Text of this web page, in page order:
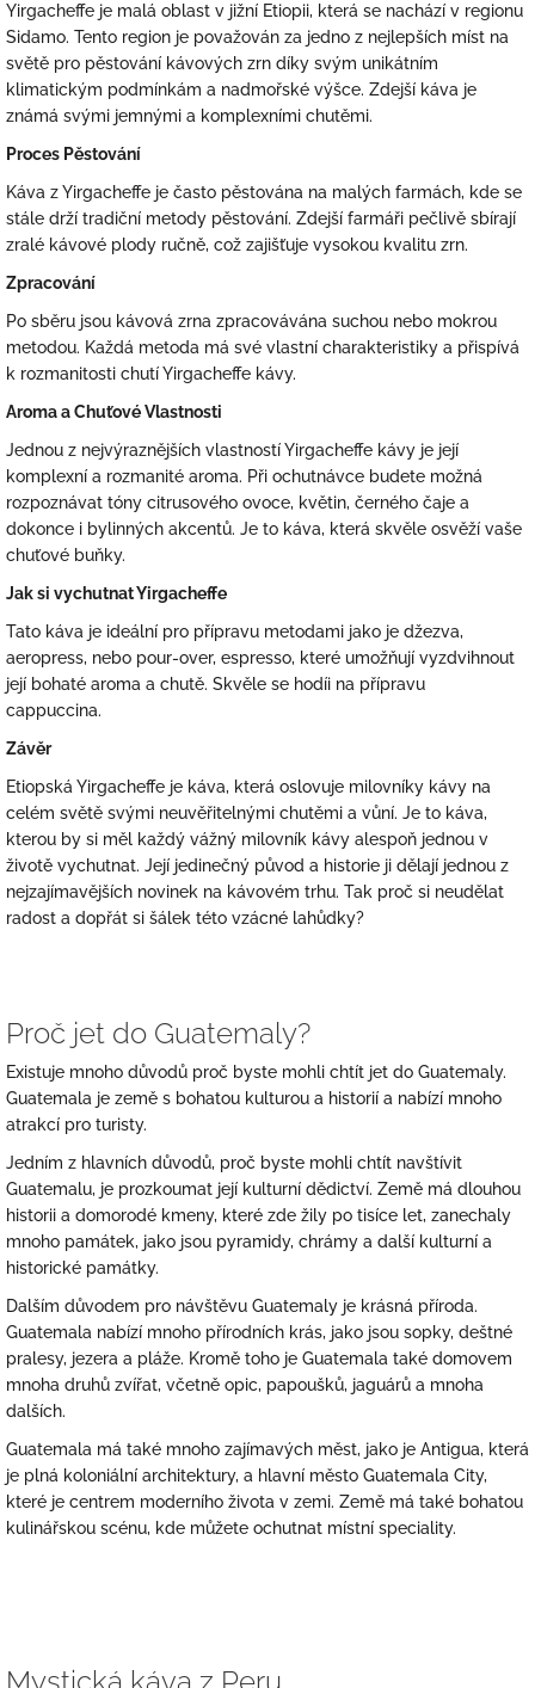
Yirgacheffe je malá oblast v jižní Etiopii, která se nachází v regionu
Sidamo. Tento region je považován za jedno z nejlepších míst na
světě pro pěstování kávových zrn díky svým unikátním
klimatickým podmínkám a nadmořské výšce. Zdejší káva je
známá svými jemnými a komplexními chutěmi.
Proces Pěstování
Káva z Yirgacheffe je často pěstována na malých farmách, kde se
stále drží tradiční metody pěstování. Zdejší farmáři pečlivě sbírají
zralé kávové plody ručně, což zajišťuje vysokou kvalitu zrn.
Zpracování
Po sběru jsou kávová zrna zpracovávána suchou nebo mokrou
metodou. Každá metoda má své vlastní charakteristiky a přispívá
k rozmanitosti chutí Yirgacheffe kávy.
Aroma a Chuťové Vlastnosti
Jednou z nejvýraznějších vlastností Yirgacheffe kávy je její
komplexní a rozmanité aroma. Při ochutnávce budete možná
rozpoznávat tóny citrusového ovoce, květin, černého čaje a
dokonce i bylinných akcentů. Je to káva, která skvěle osvěží vaše
chuťové buňky.
Jak si vychutnat Yirgacheffe
Tato káva je ideální pro přípravu metodami jako je džezva,
aeropress, nebo pour-over, espresso, které umožňují vyzdvihnout
její bohaté aroma a chutě. Skvěle se hodíi na přípravu
cappuccina.
Závěr
Etiopská Yirgacheffe je káva, která oslovuje milovníky kávy na
celém světě svými neuvěřitelnými chutěmi a vůní. Je to káva,
kterou by si měl každý vážný milovník kávy alespoň jednou v
životě vychutnat. Její jedinečný původ a historie ji dělají jednou z
nejzajímavějších novinek na kávovém trhu. Tak proč si neudělat
radost a dopřát si šálek této vzácné lahůdky?
Proč jet do Guatemaly?
Existuje mnoho důvodů proč byste mohli chtít jet do Guatemaly.
Guatemala je země s bohatou kulturou a historií a nabízí mnoho
atrakcí pro turisty.
Jedním z hlavních důvodů, proč byste mohli chtít navštívit
Guatemalu, je prozkoumat její kulturní dědictví. Země má dlouhou
historii a domorodé kmeny, které zde žily po tisíce let, zanechaly
mnoho památek, jako jsou pyramidy, chrámy a další kulturní a
historické památky.
Dalším důvodem pro návštěvu Guatemaly je krásná příroda.
Guatemala nabízí mnoho přírodních krás, jako jsou sopky, deštné
pralesy, jezera a pláže. Kromě toho je Guatemala také domovem
mnoha druhů zvířat, včetně opic, papoušků, jaguárů a mnoha
dalších.
Guatemala má také mnoho zajímavých měst, jako je Antigua, která
je plná koloniální architektury, a hlavní město Guatemala City,
které je centrem moderního života v zemi. Země má také bohatou
kulinářskou scénu, kde můžete ochutnat místní speciality.